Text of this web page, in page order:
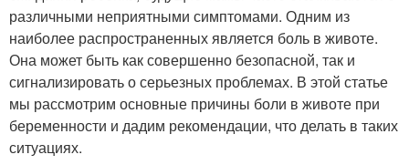
различными неприятными симптомами. Одним из
наиболее распространенных является боль в животе.
Она может быть как совершенно безопасной, так и
сигнализировать о серьезных проблемах. В этой статье
мы рассмотрим основные причины боли в животе при
беременности и дадим рекомендации, что делать в таких
ситуациях.